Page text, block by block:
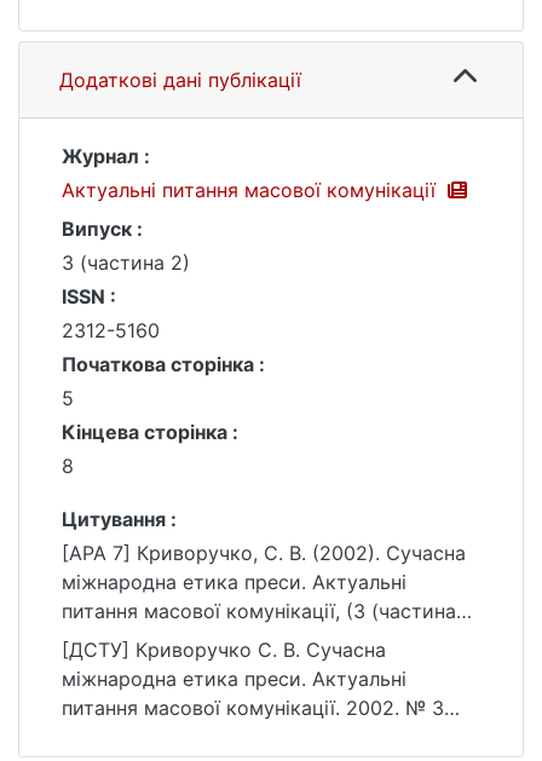
Додаткові дані публікації
Журнал :
Актуальні питання масової комунікації
Випуск :
3 (частина 2)
ISSN :
2312-5160
Початкова сторінка :
5
Кінцева сторінка :
8
Цитування :
[APA 7] Криворучко, С. В. (2002). Сучасна
міжнародна етика преси. Актуальні
питання масової комунікації, (3 (частина
2)), 5–8.
https://ir.library.knu.ua/handle/15071834/925
7
[ДСТУ] Криворучко С. В. Сучасна
міжнародна етика преси. Актуальні
питання масової комунікації. 2002. № 3